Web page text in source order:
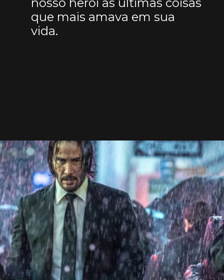
nosso herói as últimas coisas
que mais amava em sua
vida.